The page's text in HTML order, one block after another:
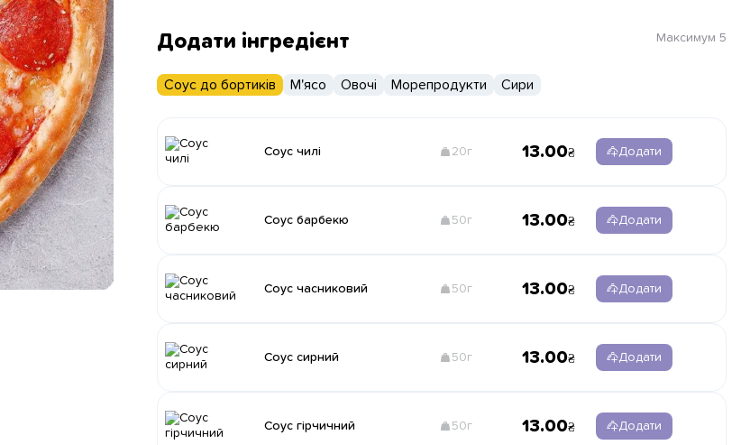
Додати інгредієнт Максимум 5
Соус до бортиків М'ясо Овочі Морепродукти Сири
Соус чилі 20г 13.00 Додати
Соус барбекю 50г 13.00 Додати
Соус часниковий 50г 13.00 Додати
Соус сирний 50г 13.00 Додати
Соус гірчичний 50г 13.00 Додати